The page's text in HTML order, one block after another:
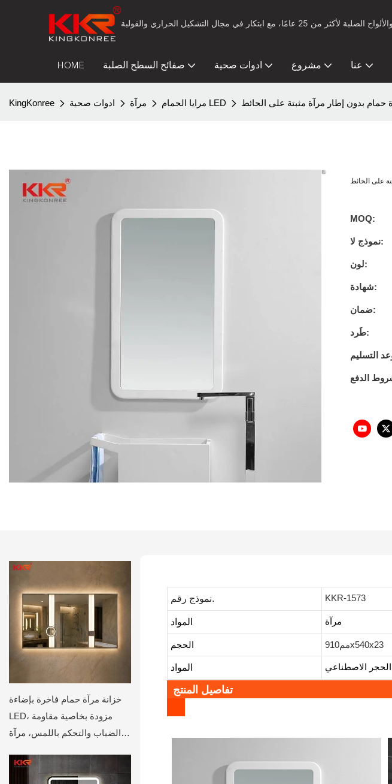
HOME صفائح السطح الصلبة ادوات صحية مشروع عنا
KingKonree ادوات صحية مرآة مرايا الحمام LED
MOQ:
نموذج لا:
لون:
شهادة:
ضمان:
طَرد:
خزانة مرآة حمام فاخرة بإضاءة
LED، مزودة بخاصية مقاومة
الضباب والتحكم باللمس، مرآة
نموذج رقم. KKR-1573
مرآة
الحجم مم910x540x23
المواد الحجر الاصطناعي
تفاصيل المنتج